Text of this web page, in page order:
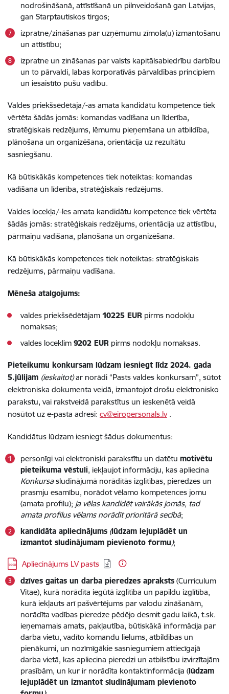
nodrošināšanā, attīstīšanā un pilnveidošanā gan Latvijas,
gan Starptautiskos tirgos;
izpratne/zināšanas par uzņēmumu zīmola(u) izmantošanu
un attīstību;
izpratne un zināšanas par valsts kapitālsabiedrību darbību
un to pārvaldi, labas korporatīvās pārvaldības principiem
un iesaistīto pušu vadību.
Valdes priekšsēdētāja/-as amata kandidātu kompetence tiek
vērtēta šādās jomās: komandas vadīšana un līderība,
stratēģiskais redzējums, lēmumu pieņemšana un atbildība,
plānošana un organizēšana, orientācija uz rezultātu
sasniegšanu.
Kā būtiskākās kompetences tiek noteiktas: komandas
vadīšana un līderība, stratēģiskais redzējums.
Valdes locekļa/-les amata kandidātu kompetence tiek vērtēta
šādās jomās: stratēģiskais redzējums, orientācija uz attīstību,
pārmaiņu vadīšana, plānošana un organizēšana.
Kā būtiskākās kompetences tiek noteiktas: stratēģiskais
redzējums, pārmaiņu vadīšana.
Mēneša atalgojums:
valdes priekšsēdētājam 10225 EUR pirms nodokļu
nomaksas;
valdes loceklim 9202 EUR pirms nodokļu nomaksas.
Pieteikumu konkursam lūdzam iesniegt līdz 2024. gada
5.jūlijam (ieskaitot)ar norādi “Pasts valdes konkursam”, sūtot
elektroniska dokumenta veidā, izmantojot drošu elektronisko
parakstu, vai rakstveidā parakstītus un ieskenētā veidā
nosūtot uz e-pasta adresi: cv@eiropersonals.lv.
Kandidātus lūdzam iesniegt šādus dokumentus:
personīgi vai elektroniski parakstītu un datētu motivētu
pieteikuma vēstuli, iekļaujot informāciju, kas apliecina
Konkursasludinājumā norādītās izglītības, pieredzes un
prasmju esamību, norādot vēlamo kompetences jomu
(amata profilu); ja vēlas kandidēt vairākās jomās, tad
amata profilus vēlams norādīt prioritārā secībā;
kandidāta apliecinājums (lūdzam lejuplādēt un
izmantot sludinājumam pievienoto formu);
Lejupielādēt:
Apliecinājums LV pasts
dzīves gaitas un darba pieredzes apraksts (Curriculum
Vitae), kurā norādīta iegūtā izglītība un papildu izglītība,
kurā iekļauts arī pašvērtējums par valodu zināšanām,
norādīta vadības pieredze pēdējo desmit gadu laikā, t.sk.
ieņemamais amats, pakļautība, būtiskākā informācija par
darba vietu, vadīto komandu lielums, atbildības un
pienākumi, un nozīmīgākie sasniegumiem attiecīgajā
darba vietā, kas apliecina pieredzi un atbilstību izvirzītajām
prasībām, un kur ir norādīta kontaktinformācija (lūdzam
lejuplādēt un izmantot sludinājumam pievienoto